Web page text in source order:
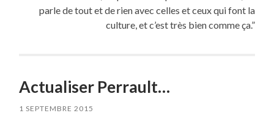
parle de tout et de rien avec celles et ceux qui font la
culture, et c’est très bien comme ça.”
Actualiser Perrault…
1 SEPTEMBRE 2015